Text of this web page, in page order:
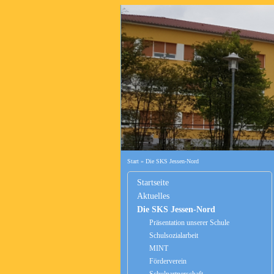
Start» Die SKS Jessen-Nord
Startseite
Aktuelles
Die SKS Jessen-Nord
Präsentation unserer Schule
Schulsozialarbeit
MINT
Förderverein